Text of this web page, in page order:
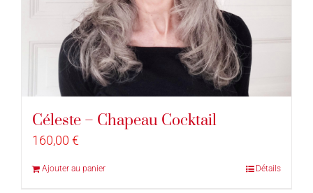
Céleste – Chapeau Cocktail
160,00 €
Ajouter au panier Détails